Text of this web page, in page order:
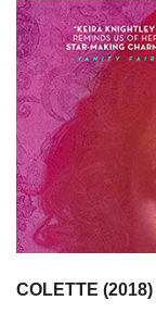
COLETTE (2018)